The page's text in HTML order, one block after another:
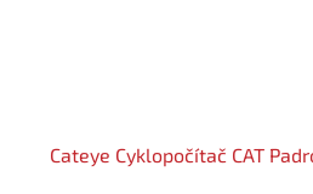
Cateye Cyklopočítač CAT